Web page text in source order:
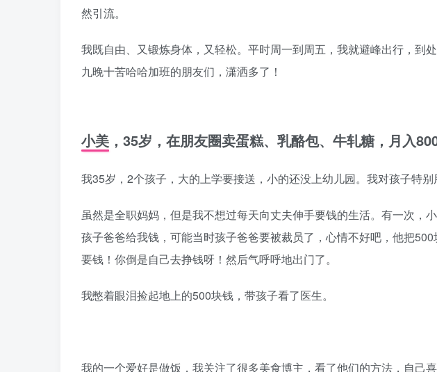
然引流。
我既自由、又锻炼身体，又轻松。平时周一到周五，我就避峰出行，到
九晚十苦哈哈加班的朋友们，潇洒多了！
小美，35岁，在朋友圈卖蛋糕、乳酪包、牛轧糖，月入
我35岁，2个孩子，大的上学要接送，小的还没上幼儿园。我对孩子特别
虽然是全职妈妈，但是我不想过每天向丈夫伸手要钱的生活。有一次，
孩子爸爸给我钱，可能当时孩子爸爸要被裁员了，心情不好吧，他把
要钱！你倒是自己去挣钱呀！然后气呼呼地出门了。
我憋着眼泪捡起地上的500块钱，带孩子看了医生。
我的一个爱好是做饭，我关注了很多美食博主，看了他们的方法，自己